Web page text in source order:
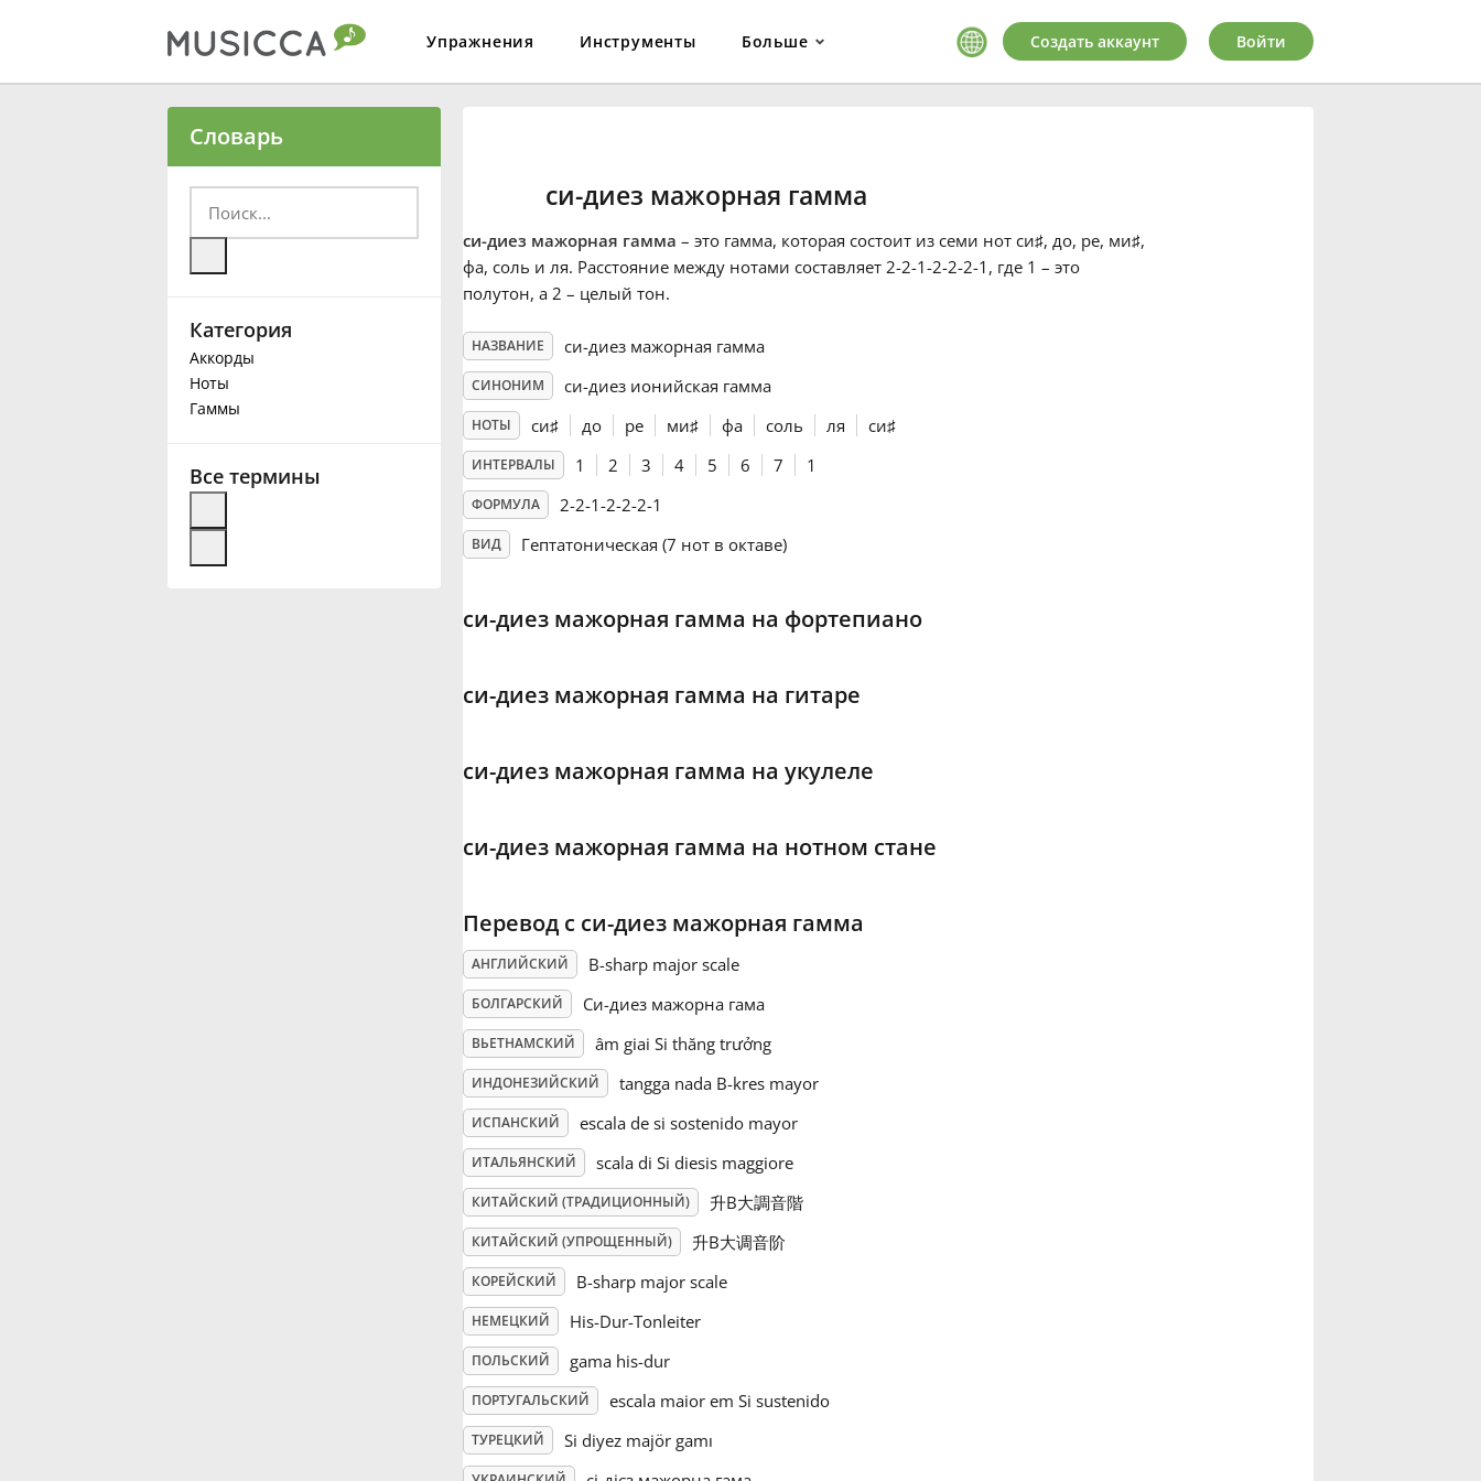
Упражнения Инструменты Больше
Български
Deutsch
Français
Создать аккаунт Войти
Словарь
Категория
Аккорды
Ноты
Гаммы
Все термины
си-диез мажорная гамма
си-диез мажорная гамма – это гамма, которая состоит из семи нот си♯, до, ре, ми♯,
фа, соль и ля. Расстояние между нотами составляет 2-2-1-2-2-2-1, где 1 – это
полутон, а 2 – целый тон.
НАЗВАНИЕ си-диез мажорная гамма
СИНОНИМ си-диез ионийская гамма
НОТЫ си♯ до ре ми♯ фа соль ля си♯
ИНТЕРВАЛЫ 1 2 3 4 5 6 7 1
ФОРМУЛА 2-2-1-2-2-2-1
ВИД Гептатоническая (7 нот в октаве)
си-диез мажорная гамма на фортепиано
си-диез мажорная гамма на гитаре
си-диез мажорная гамма на укулеле
си-диез мажорная гамма на нотном стане
Перевод с си-диез мажорная гамма
АНГЛИЙСКИЙ B-sharp major scale
БОЛГАРСКИЙ Си-диез мажорна гама
ВЬЕТНАМСКИЙ âm giai Si thăng trưởng
ИНДОНЕЗИЙСКИЙ tangga nada B-kres mayor
ИСПАНСКИЙ escala de si sostenido mayor
ИТАЛЬЯНСКИЙ scala di Si diesis maggiore
КИТАЙСКИЙ (ТРАДИЦИОННЫЙ) 升B大調音階
КИТАЙСКИЙ (УПРОЩЕННЫЙ) 升B大调音阶
КОРЕЙСКИЙ B-sharp major scale
НЕМЕЦКИЙ His-Dur-Tonleiter
ПОЛЬСКИЙ gama his-dur
ПОРТУГАЛЬСКИЙ escala maior em Si sustenido
ТУРЕЦКИЙ Si diyez majör gamı